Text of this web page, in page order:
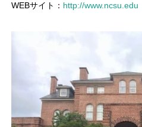
WEBサイト： http://www.ncsu.edu